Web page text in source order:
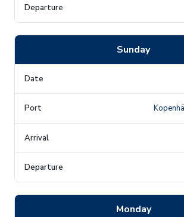
Sunday
Monday